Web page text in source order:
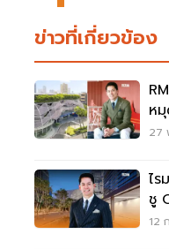
ข่าวที่เกี่ยวข้อง
ห
เ
27
ไ
ชู
ล
12